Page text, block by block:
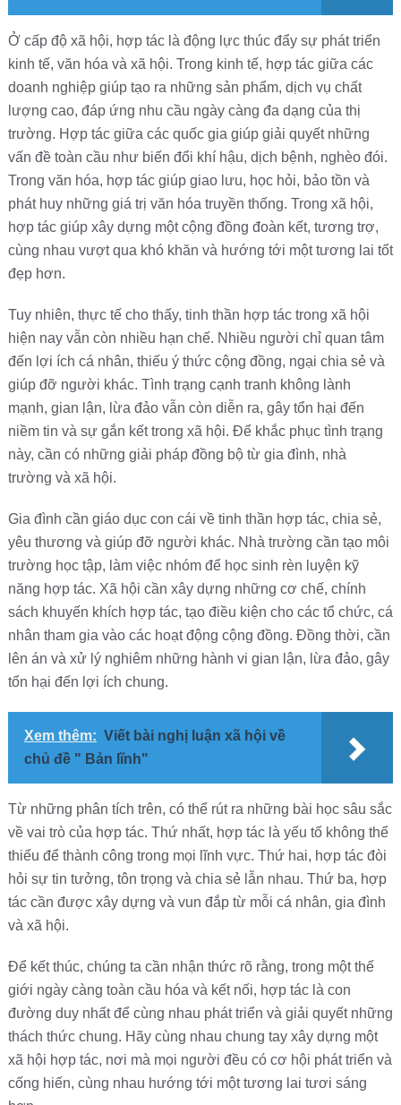
Ở cấp độ xã hội, hợp tác là động lực thúc đẩy sự phát triển
kinh tế, văn hóa và xã hội. Trong kinh tế, hợp tác giữa các
doanh nghiệp giúp tạo ra những sản phẩm, dịch vụ chất
lượng cao, đáp ứng nhu cầu ngày càng đa dạng của thị
trường. Hợp tác giữa các quốc gia giúp giải quyết những
vấn đề toàn cầu như biến đổi khí hậu, dịch bệnh, nghèo đói.
Trong văn hóa, hợp tác giúp giao lưu, học hỏi, bảo tồn và
phát huy những giá trị văn hóa truyền thống. Trong xã hội,
hợp tác giúp xây dựng một cộng đồng đoàn kết, tương trợ,
cùng nhau vượt qua khó khăn và hướng tới một tương lai tốt
đẹp hơn.
Tuy nhiên, thực tế cho thấy, tinh thần hợp tác trong xã hội
hiện nay vẫn còn nhiều hạn chế. Nhiều người chỉ quan tâm
đến lợi ích cá nhân, thiếu ý thức cộng đồng, ngại chia sẻ và
giúp đỡ người khác. Tình trạng cạnh tranh không lành
mạnh, gian lận, lừa đảo vẫn còn diễn ra, gây tổn hại đến
niềm tin và sự gắn kết trong xã hội. Để khắc phục tình trạng
này, cần có những giải pháp đồng bộ từ gia đình, nhà
trường và xã hội.
Gia đình cần giáo dục con cái về tinh thần hợp tác, chia sẻ,
yêu thương và giúp đỡ người khác. Nhà trường cần tạo môi
trường học tập, làm việc nhóm để học sinh rèn luyện kỹ
năng hợp tác. Xã hội cần xây dựng những cơ chế, chính
sách khuyến khích hợp tác, tạo điều kiện cho các tổ chức, cá
nhân tham gia vào các hoạt động cộng đồng. Đồng thời, cần
lên án và xử lý nghiêm những hành vi gian lận, lừa đảo, gây
tổn hại đến lợi ích chung.
Xem thêm: Viết bài nghị luận xã hội về
chủ đề " Bản lĩnh"
Từ những phân tích trên, có thể rút ra những bài học sâu sắc
về vai trò của hợp tác. Thứ nhất, hợp tác là yếu tố không thể
thiếu để thành công trong mọi lĩnh vực. Thứ hai, hợp tác đòi
hỏi sự tin tưởng, tôn trọng và chia sẻ lẫn nhau. Thứ ba, hợp
tác cần được xây dựng và vun đắp từ mỗi cá nhân, gia đình
và xã hội.
Để kết thúc, chúng ta cần nhận thức rõ rằng, trong một thế
giới ngày càng toàn cầu hóa và kết nối, hợp tác là con
đường duy nhất để cùng nhau phát triển và giải quyết những
thách thức chung. Hãy cùng nhau chung tay xây dựng một
xã hội hợp tác, nơi mà mọi người đều có cơ hội phát triển và
cống hiến, cùng nhau hướng tới một tương lai tươi sáng